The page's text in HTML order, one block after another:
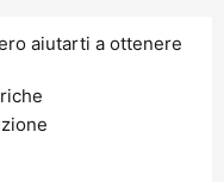
aiutarti a ottenere